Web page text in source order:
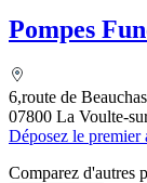
Pompes
6,route de
07800 La Voulte-
Déposez le premier
Comparez d'autres